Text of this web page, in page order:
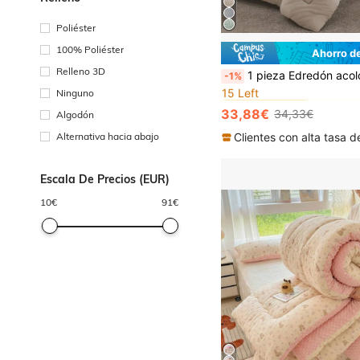
Poliéster
100% Poliéster
Relleno 3D
Ninguno
Algodón
Alternativa hacia abajo
Escala De Precios (EUR)
10€ 91€
Ahorro
-1% 1 pieza Edredón acolchado con diamantes, relleno de 260 g/m², manta suave y cálida para todas las estaciones, diseño
#7 Más vendidos
15 Left
#7 Más vendidos
15 Left
#7 Más vendidos
15 Left
#7 Más vendidos
15 Left
33,88€ 34,33€